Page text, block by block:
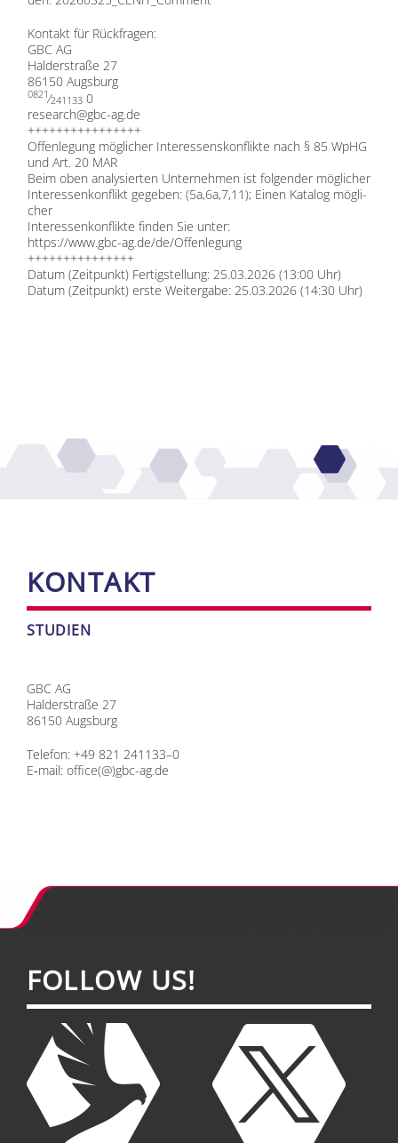
Kon­takt für Rück­fra­gen:
GBC AG
Hal­der­stra­ße 27
86150 Augs­burg
0821⁄241133 0
research@​gbc-​ag.​de
++++++++++++++++
Of­fen­le­gung mög­li­cher In­ter­es­sens­kon­flik­te nach § 85 WpHG
und Art. 20 MAR
Beim oben ana­ly­sier­ten Un­ter­neh­men ist fol­gen­der mög­li­cher
In­ter­es­sen­kon­flikt ge­ge­ben: (5a,6a,7,11); Ei­nen Ka­ta­log mög­li­
cher
In­ter­es­sen­kon­flik­te fin­den Sie un­ter:
https://​www​.gbc​-ag​.de/​d​e​/​O​f​f​e​n​l​e​g​ung
+++++++++++++++
Da­tum (Zeit­punkt) Fer­tig­stel­lung: 25.03.2026 (13:00 Uhr)
Da­tum (Zeit­punkt) ers­te Wei­ter­ga­be: 25.03.2026 (14:30 Uhr)
KON­TAKT
STU­DI­EN
GBC AG
Hal­der­stra­ße 27
86150 Augs­burg
Te­le­fon: +49 821 241133–0
E‑mail: office(@)gbc-ag.de
FOL­LOW US!